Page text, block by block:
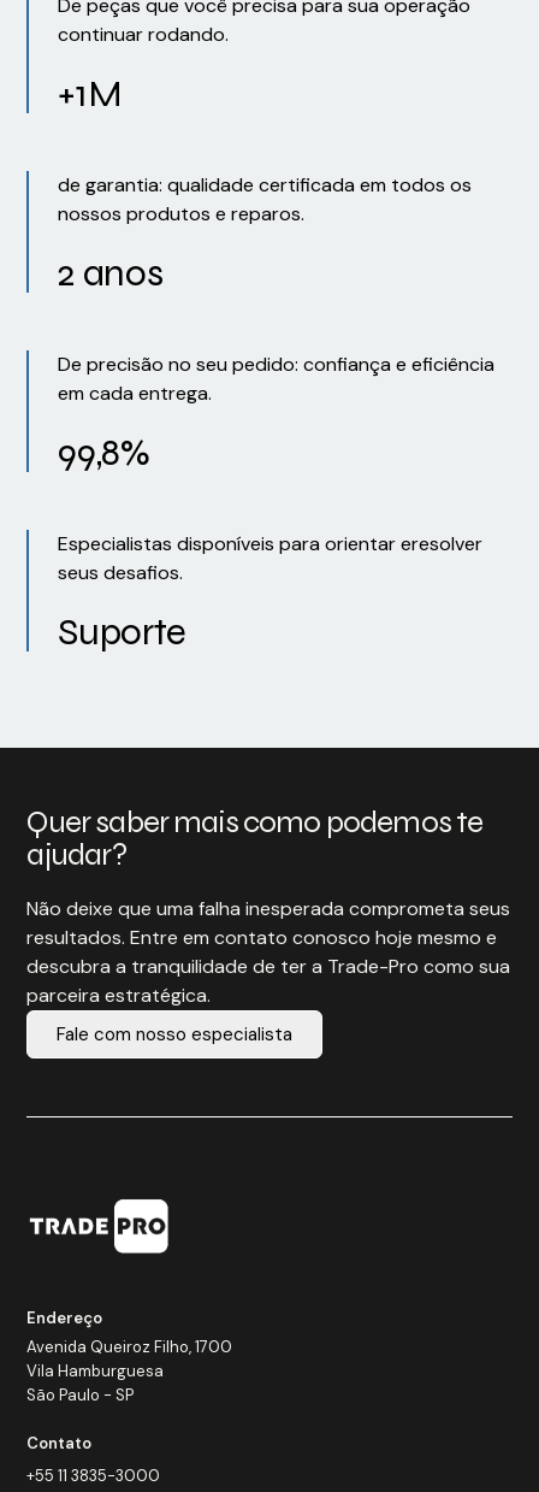
De peças que você precisa para sua operação
continuar rodando.
+1M
de garantia: qualidade certificada em todos os
nossos produtos e reparos.
2 anos
De precisão no seu pedido: confiança e eficiência
em cada entrega.
99,8%
Especialistas disponíveis para orientar eresolver
seus desafios.
Suporte
Quer saber mais como podemos te
ajudar?
Não deixe que uma falha inesperada comprometa seus
resultados. Entre em contato conosco hoje mesmo e
descubra a tranquilidade de ter a Trade-Pro como sua
parceira estratégica.
Fale com nosso especialista
Endereço
Avenida Queiroz Filho, 1700
Vila Hamburguesa
São Paulo - SP
Contato
+55 11 3835-3000